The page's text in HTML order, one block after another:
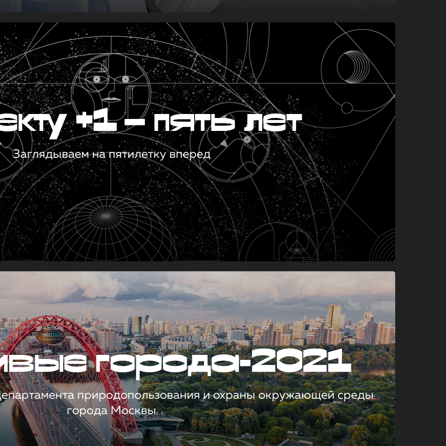
+1 — пять лет
Заглядываем на пятилетку вперед
города-2021
природопользования и охраны окружающей среды
города Москвы